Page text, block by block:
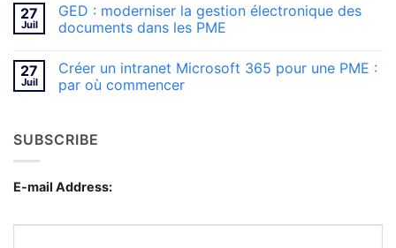
expliquée
aux
gestionnaires
sur
Gestion
de
maîtriser
les
ponctuels
27
Juil
GED : moderniser la gestion électronique des
documents dans les PME
sur
GED
électronique
des
les
PME
27
Juil
Créer un intranet Microsoft 365 pour une PME :
par où commencer
Créer
un
365
pour
:
SUBSCRIBE
E-mail Address: